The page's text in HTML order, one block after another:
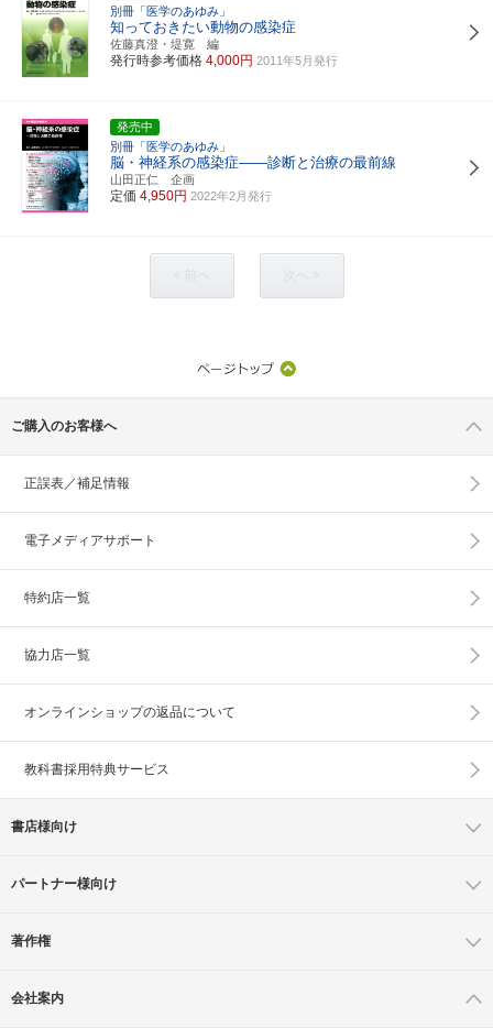
別冊「医学のあゆみ」
知っておきたい動物の感染症
佐藤真澄・堤寛 編
発行時参考価格 4,000円 2011年5月発行
発売中
別冊「医学のあゆみ」
脳・神経系の感染症――診断と治療の最前線
山田正仁 企画
定価 4,950円 2022年2月発行
ご購入のお客様へ
正誤表／補足情報
電子メディアサポート
特約店一覧
協力店一覧
オンラインショップの返品について
教科書採用特典サービス
書店様向け
パートナー様向け
著作権
会社案内